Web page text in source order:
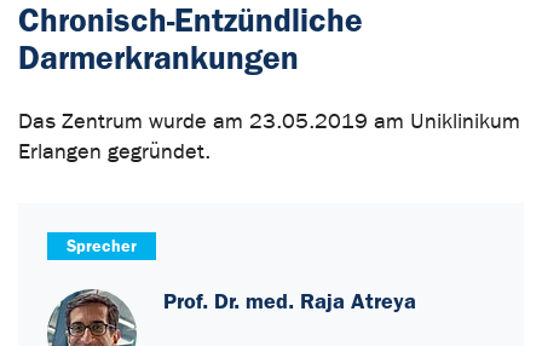
Chronisch-Entzündliche
Darmerkrankungen
Das Zentrum wurde am 23.05.2019 am Uniklinikum
Erlangen gegründet.
Sprecher
Prof. Dr. med. Raja Atreya